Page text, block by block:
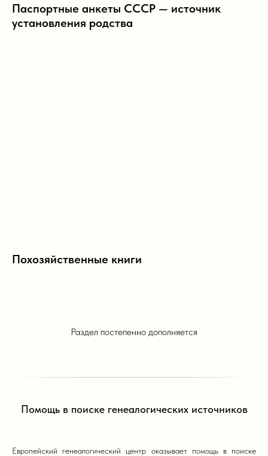
Паспортные анкеты СССР — источник
установления родства
Похозяйственные книги
Раздел постепенно дополняется
Помощь в поиске генеалогических источников
Европейский генеалогический центр оказывает помощь в поиске